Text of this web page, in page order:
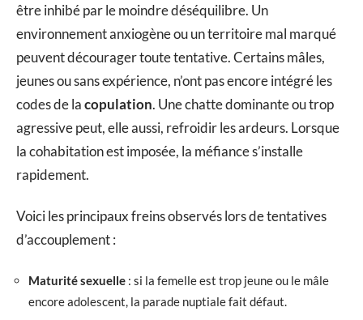
être inhibé par le moindre déséquilibre. Un
environnement anxiogène ou un territoire mal marqué
peuvent décourager toute tentative. Certains mâles,
jeunes ou sans expérience, n’ont pas encore intégré les
codes de lacopulation. Une chatte dominante ou trop
agressive peut, elle aussi, refroidir les ardeurs. Lorsque
la cohabitation est imposée, la méfiance s’installe
rapidement.
Voici les principaux freins observés lors de tentatives
d’accouplement :
Maturité sexuelle : si la femelle est trop jeune ou le mâle
encore adolescent, la parade nuptiale fait défaut.